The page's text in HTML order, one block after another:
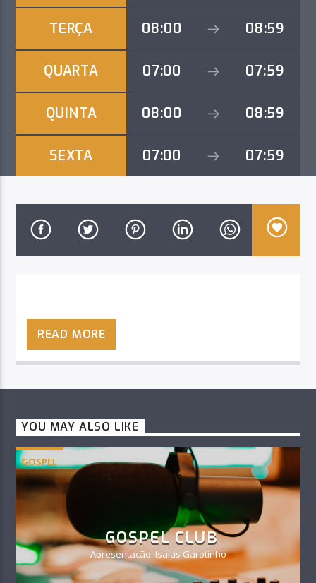
NO TITLES AVAILABLE
RÁDIO LPM 97.5 FM
TERÇA 08:00 08:59
QUARTA 07:00 07:59
QUINTA 08:00 08:59
SEXTA 07:00 07:59
READ MORE
YOU MAY ALSO LIKE
GOSPEL
GOSPEL CLUB
Apresentação: Isaias Garotinho